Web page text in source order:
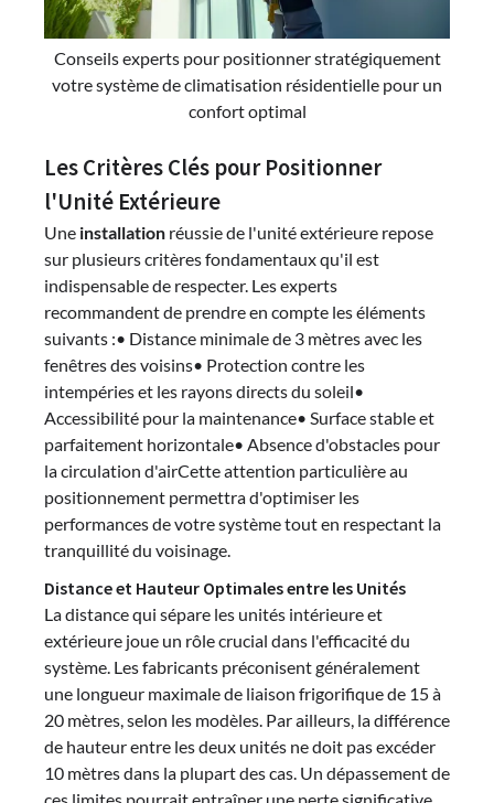
Conseils experts pour positionner stratégiquement
votre système de climatisation résidentielle pour un
confort optimal
Les Critères Clés pour Positionner
l'Unité Extérieure
Une installation réussie de l'unité extérieure repose
sur plusieurs critères fondamentaux qu'il est
indispensable de respecter. Les experts
recommandent de prendre en compte les éléments
suivants :• Distance minimale de 3 mètres avec les
fenêtres des voisins• Protection contre les
intempéries et les rayons directs du soleil•
Accessibilité pour la maintenance• Surface stable et
parfaitement horizontale• Absence d'obstacles pour
la circulation d'airCette attention particulière au
positionnement permettra d'optimiser les
performances de votre système tout en respectant la
tranquillité du voisinage.
Distance et Hauteur Optimales entre les Unités
La distance qui sépare les unités intérieure et
extérieure joue un rôle crucial dans l'efficacité du
système. Les fabricants préconisent généralement
une longueur maximale de liaison frigorifique de 15 à
20 mètres, selon les modèles. Par ailleurs, la différence
de hauteur entre les deux unités ne doit pas excéder
10 mètres dans la plupart des cas. Un dépassement de